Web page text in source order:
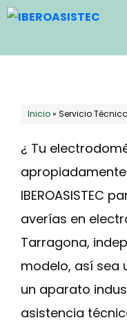
Saltar
contenido
Inicio» Servicio
¿ Tu
IBEROASISTEC
averías en
Tarragona,
modelo, así sea
un aparato
asistencia